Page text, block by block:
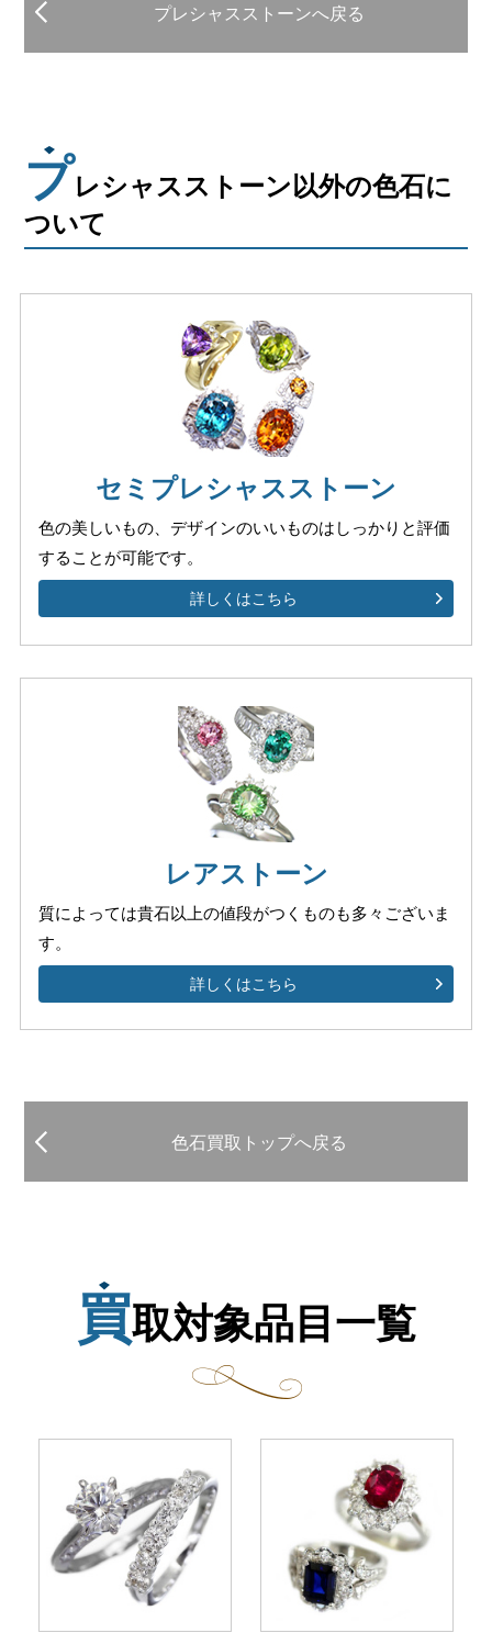
プレシャスストーンへ戻る
プレシャスストーン以外の色石に
ついて
セミプレシャスストーン
色の美しいもの、デザインのいいものは しっかりと評価
することが可能です。
詳しくはこちら
レアストーン
質によっては貴石以上の値段がつくものも多々ございま
す。
詳しくはこちら
色石買取トップへ戻る
買取対象品目一覧